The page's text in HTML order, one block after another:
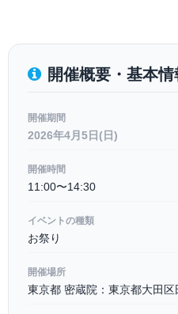
開催概要・基本情
開催期間
2026年4月5日(日)
開催時間
11:00〜14:30
イベントの種類
お祭り
開催場所
東京都 密蔵院：東京都大田